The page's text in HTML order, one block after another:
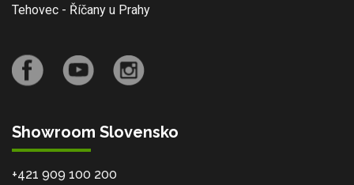
Tehovec - Říčany u Prahy
Showroom Slovensko
+421 909 100 200